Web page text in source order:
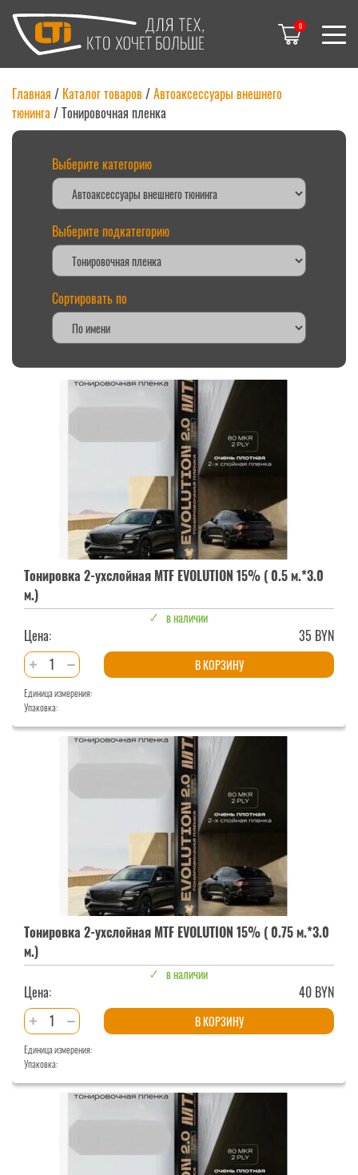
0
Главная / Каталог товаров/Автоаксессуары внешнего
тюнинга/ Тонировочная пленка
Выберите категорию
Выберите подкатегорию
Сортировать по
Тонировка 2-ухслойная MTF EVOLUTION 15% ( 0.5 м.*3.0
м.)
в наличии
Цена:
35 BYN
Количество
товара
Тонировка
2-
ухслойная
EVOLUTION
В КОРЗИНУ
Единица измерения:
Упаковка:
Тонировка 2-ухслойная MTF EVOLUTION 15% ( 0.75 м.*3.0
м.)
в наличии
Цена:
40 BYN
Количество
товара
Тонировка
2-
ухслойная
EVOLUTION
В КОРЗИНУ
Единица измерения:
Упаковка: